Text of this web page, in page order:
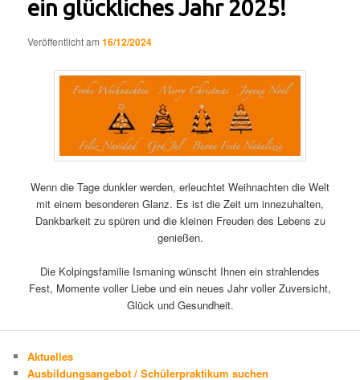
ein glückliches Jahr 2025!
Veröffentlicht am16/12/2024
Wenn die Tage dunkler werden, erleuchtet Weihnachten die Welt
mit einem besonderen Glanz. Es ist die Zeit um innezuhalten,
Dankbarkeit zu spüren und die kleinen Freuden des Lebens zu
genießen.
Die Kolpingsfamilie Ismaning wünscht Ihnen ein strahlendes
Fest, Momente voller Liebe und ein neues Jahr voller Zuversicht,
Glück und Gesundheit.
Aktuelles
Ausbildungsangebot / Schülerpraktikum suchen